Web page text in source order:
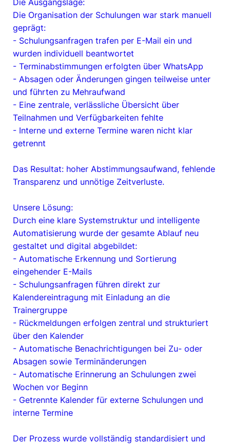
Die Ausgangslage:
Die Organisation der Schulungen war stark manuell
geprägt:
- Schulungsanfragen trafen per E-Mail ein und
wurden individuell beantwortet
- Terminabstimmungen erfolgten über WhatsApp
- Absagen oder Änderungen gingen teilweise unter
und führten zu Mehraufwand
- Eine zentrale, verlässliche Übersicht über
Teilnahmen und Verfügbarkeiten fehlte
- Interne und externe Termine waren nicht klar
getrennt
Das Resultat: hoher Abstimmungsaufwand, fehlende
Transparenz und unnötige Zeitverluste.
Unsere Lösung:
Durch eine klare Systemstruktur und intelligente
Automatisierung wurde der gesamte Ablauf neu
gestaltet und digital abgebildet:
- Automatische Erkennung und Sortierung
eingehender E-Mails
- Schulungsanfragen führen direkt zur
Kalendereintragung mit Einladung an die
Trainergruppe
- Rückmeldungen erfolgen zentral und strukturiert
über den Kalender
- Automatische Benachrichtigungen bei Zu- oder
Absagen sowie Terminänderungen
- Automatische Erinnerung an Schulungen zwei
Wochen vor Beginn
- Getrennte Kalender für externe Schulungen und
interne Termine
Der Prozess wurde vollständig standardisiert und